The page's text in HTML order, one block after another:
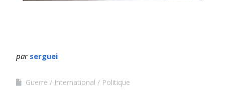
par serguei
Guerre International Politique